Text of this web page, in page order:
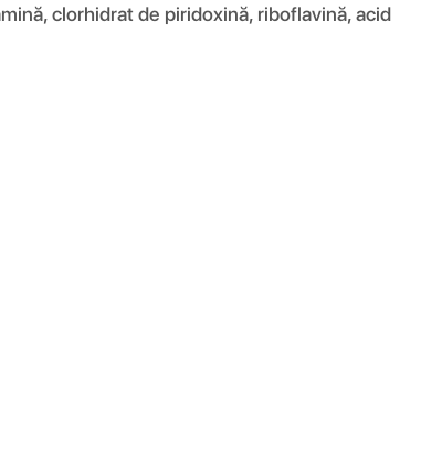
clorhidrat de piridoxină, riboflavină, acid